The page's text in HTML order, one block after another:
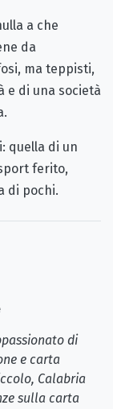
a che
da
ma teppisti,
e di una società
quella di un
ferito,
di pochi.
di
e carta
Calabria
sulla carta